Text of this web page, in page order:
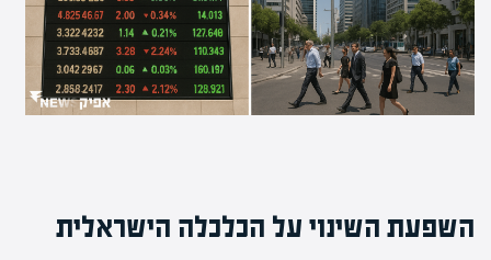
השפעת השינוי על הכלכלה הישראלית